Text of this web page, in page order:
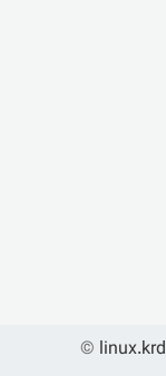
© linux.krd